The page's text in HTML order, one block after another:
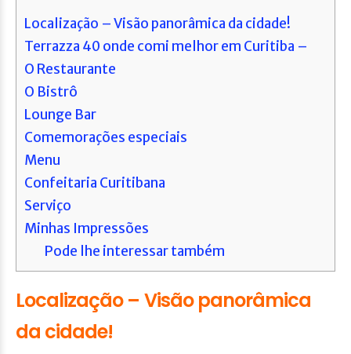
Localização – Visão panorâmica da cidade!
Terrazza 40 onde comi melhor em Curitiba –
O Restaurante
O Bistrô
Lounge Bar
Comemorações especiais
Menu
Confeitaria Curitibana
Serviço
Minhas Impressões
Pode lhe interessar também
Localização – Visão panorâmica
da cidade!